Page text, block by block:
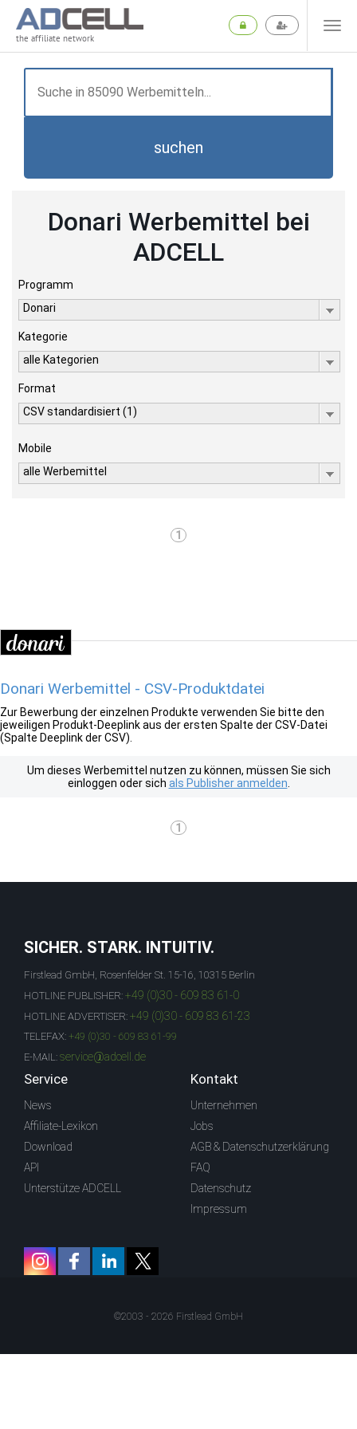
the affiliate network
suchen
Donari Werbemittel bei
ADCELL
Programm
Donari
Kategorie
alle Kategorien
Format
CSV standardisiert (1)
Mobile
alle Werbemittel
1
Donari Werbemittel - CSV-Produktdatei
Zur Bewerbung der einzelnen Produkte verwenden Sie bitte den
jeweiligen Produkt-Deeplink aus der ersten Spalte der CSV-Datei
(Spalte Deeplink der CSV).
Um dieses Werbemittel nutzen zu können, müssen Sie sich
einloggen oder sich als Publisher anmelden
1
SICHER. STARK. INTUITIV.
Firstlead GmbH, Rosenfelder St. 15-16, 10315 Berlin
HOTLINE PUBLISHER: +49 (0)30 - 609 83 61-0
HOTLINE ADVERTISER: +49 (0)30 - 609 83 61-23
TELEFAX: +49 (0)30 - 609 83 61-99
E-MAIL: service@adcell.de
Service
News
Affiliate-Lexikon
Download
API
Unterstütze ADCELL
Kontakt
Unternehmen
Jobs
AGB & Datenschutzerklärung
FAQ
Datenschutz
Impressum
©2003 - 2026 Firstlead GmbH